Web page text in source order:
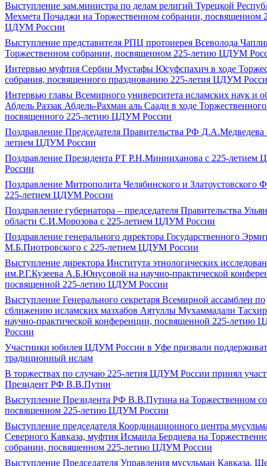
Выступление зам.министра по делам религий Турецкой
Мехмета Почаджи на Торжественном собрании, посвященном
ЦДУМ России
Выступление представителя РПЦ протоиерея Всеволода
Торжественном собрании, посвященном 225-летию ЦДУМ
Интервью муфтия Сербии Мустафы Юсуфспахич в ходе
собрания, посвященного празднованию 225-летия ЦДУМ
Интервью главы Всемирного университета исламских наук и
Абдель Раззак Абдель-Рахман аль Саади в ходе
посвященного 225-летию ЦДУМ России
Поздравление Председателя Правительства РФ Д.А.Медведева
летием ЦДУМ России
Поздравление Президента РТ Р.Н.Минниханова с 225-
России
Поздравление Митрополита Челябинского и Златоустовского
225-летием ЦДУМ России
Поздравление губернатора ‒ председателя Правительства
области С.И.Морозова с 225-летием ЦДУМ России
Поздравление генерального директора Государственного
М.Б.Пиотровского с 225-летием ЦДУМ России
Выступление директора Института этнологических
им.Р.Г.Кузеева А.Б.Юнусовой на научно-практической
посвященной 225-летию ЦДУМ России
Выступление Генерального секретаря Всемирной ассамблеи по
сближению исламских мазхабов Аятуллы Мухаммадали
научно-практической конференции, посвященной 225-летию
России
Участники юбилея ЦДУМ России в Уфе призвали
традиционный ислам
В торжествах по случаю 225-летия ЦДУМ России принял
Президент РФ В.В.Путин
Выступление Президента РФ В.В.Путина на Торжественном
посвященном 225-летию ЦДУМ России
Выступление председателя Координационного центра
Северного Кавказа, муфтия Исмаила Бердиева на
собрании, посвященном 225-летию ЦДУМ России
Выступление Председателя Управления мусульман Кавказа,